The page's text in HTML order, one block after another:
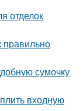
отделок
правильно
сумочку
входную